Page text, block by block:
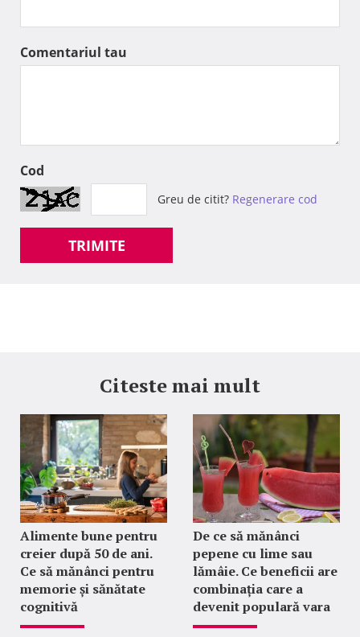
Comentariul tau
Cod
Greu de citit? Regenerare cod
TRIMITE
Citeste mai mult
Alimente bune pentru
creier după 50 de ani.
Ce să mănânci pentru
memorie și sănătate
cognitivă
De ce să mănânci
pepene cu lime sau
lămâie. Ce beneficii are
combinația care a
devenit populară vara